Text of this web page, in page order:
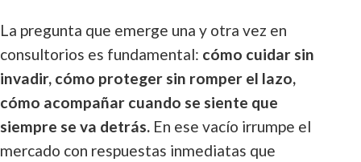
La pregunta que emerge una y otra vez en
consultorios es fundamental: cómo cuidar sin
invadir, cómo proteger sin romper el lazo,
cómo acompañar cuando se siente que
siempre se va detrás. En ese vacío irrumpe el
mercado con respuestas inmediatas que